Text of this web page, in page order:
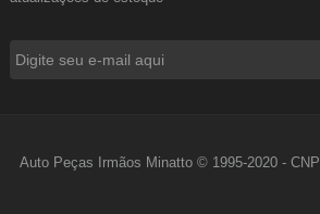
Auto Peças Irmãos Minatto © 1995-2020 -